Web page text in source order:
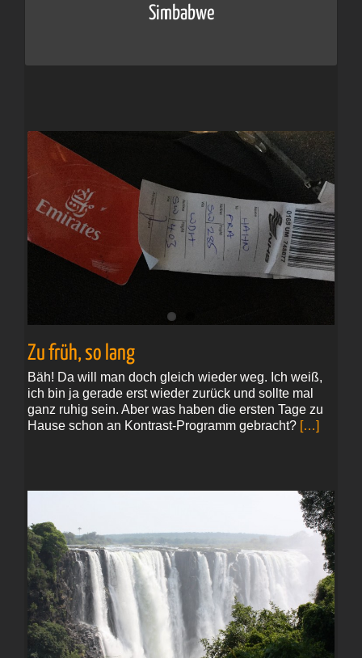
Simbabwe
Victoria-
Zu früh, so lang
Bäh! Da will man doch gleich wieder weg. Ich weiß,
ich bin ja gerade erst wieder zurück und sollte mal
ganz ruhig sein. Aber was haben die ersten Tage zu
Hause schon an Kontrast-Programm gebracht?[…]